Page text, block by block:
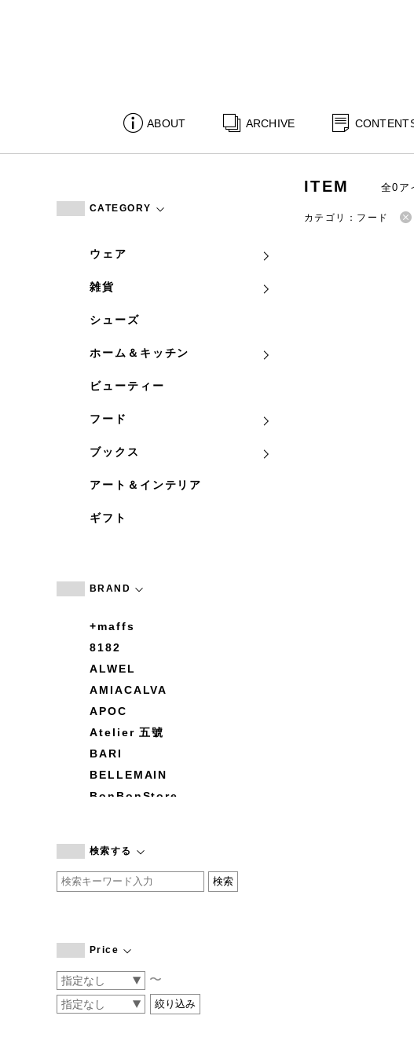
ABOUT ARCHIVE
CATEGORY
ウェア
雑貨
シューズ
ホーム＆キッチン
ビューティー
フード
ブックス
アート＆インテリア
ギフト
BRAND
+maffs
8182
ALWEL
AMIACALVA
APOC
Atelier 五號
BARI
BELLEMAIN
BonBonStore
by basics
CATWORTH
COGTHEBIGSMOKE
CONVERSE
DEAN & DELUCA
検索する
Price
〜
ITEM 全0ア
カテゴリ：フード